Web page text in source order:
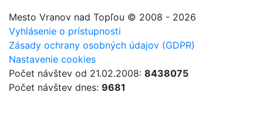
Mesto Vranov nad Topľou © 2008 - 2026
Vyhlásenie o prístupnosti
Zásady ochrany osobných údajov (GDPR)
Nastavenie cookies
Počet návštev od 21.02.2008: 8438075
Počet návštev dnes: 9681